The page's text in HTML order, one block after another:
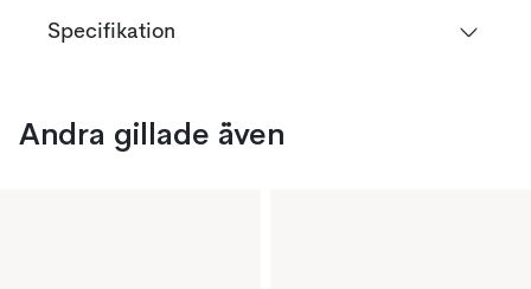
Specifikation
Andra gillade även